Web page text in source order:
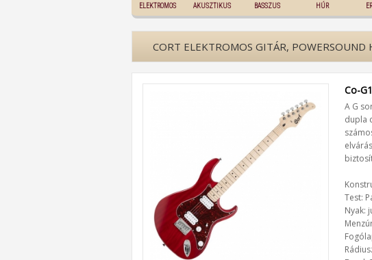
ELEKTROMOS AKUSZTIKUS BASSZUS HÚR
CORT ELEKTROMOS GITÁR,
Co-
A G
dupla
Test:
Nyak: